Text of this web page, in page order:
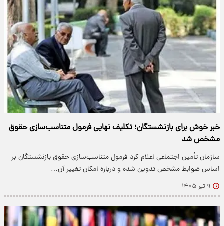
خبر خوش برای بازنشستگان؛ تکلیف نهایی فرمول متناسب‌سازی حقوق
مشخص شد
سازمان تأمین اجتماعی اعلام کرد فرمول متناسب‌سازی حقوق بازنشستگان بر
اساس ضوابط مشخص تدوین شده و درباره امکان تغییر آن…
۹ تیر ۱۴۰۵